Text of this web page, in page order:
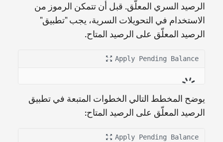
الرصيد السري المعلّق. قبل أن تتمكن الرموز من
الاستخدام في التحويلات السرية، يجب "تطبيق"
الرصيد المعلّق على الرصيد المتاح.
Apply Pending Balance
يوضح المخطط التالي الخطوات المتبعة في تطبيق
الرصيد المعلّق على الرصيد المتاح:
Apply Pending Balance